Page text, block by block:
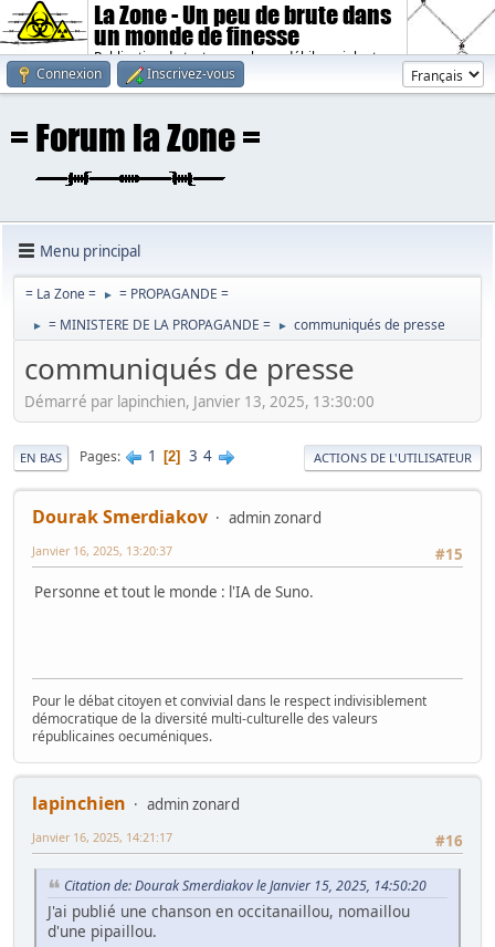
La Zone - Un peu de brute dans
un monde de finesse
Publication de textes sombres, débiles, violents.
Connexion
Inscrivez-vous
Menu principal
= La Zone = ► = PROPAGANDE =
► = MINISTERE DE LA PROPAGANDE = ► communiqués de presse
communiqués de presse
Démarré par lapinchien, Janvier 13, 2025, 13:30:00
EN BAS Pages 1 2 3 4 ACTIONS DE L'UTILISATEUR
Dourak Smerdiakov
admin zonard
#15
Janvier 16, 2025, 13:20:37
Personne et tout le monde : l'IA de Suno.
Pour le débat citoyen et convivial dans le respect indivisiblement
démocratique de la diversité multi-culturelle des valeurs
républicaines oecuméniques.
lapinchien
admin zonard
#16
Janvier 16, 2025, 14:21:17
Citation de: Dourak Smerdiakov le Janvier 15, 2025, 14:50:20
J'ai publié une chanson en occitanaillou, nomaillou
d'une pipaillou.